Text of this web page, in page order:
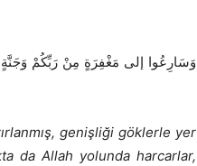
genişliği göklerle yer
da Allah yolunda harcarlar,